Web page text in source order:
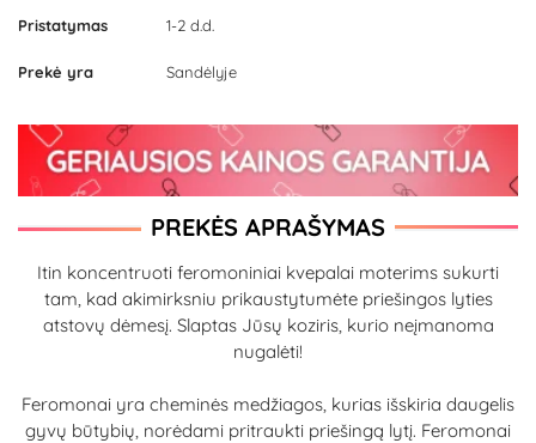
Pristatymas 1-2 d.d.
Prekė yra Sandėlyje
PREKĖS APRAŠYMAS
Itin koncentruoti feromoniniai kvepalai moterims sukurti
tam, kad akimirksniu prikaustytumėte priešingos lyties
atstovų dėmesį. Slaptas Jūsų koziris, kurio neįmanoma
nugalėti!
Feromonai yra cheminės medžiagos, kurias išskiria daugelis
gyvų būtybių, norėdami pritraukti priešingą lytį. Feromonai